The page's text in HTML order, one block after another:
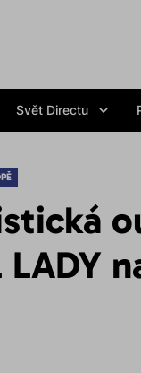
Svět Directu
LADY